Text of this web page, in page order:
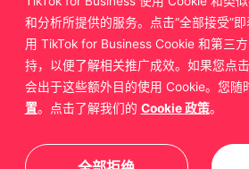
获取更多
TikTok for
联系我们
和分析所提供的服务。点击“全部接受”
用 TikTok for Business Cookie 和第三
持，以便了解相关推广成效。如果您点
会出于这些额外目的使用 Cookie。您随
置。点击了解我们的 Cookie 政策。